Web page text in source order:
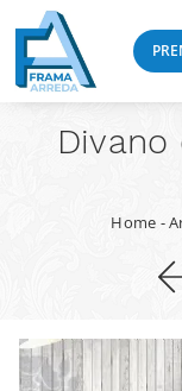
Home -